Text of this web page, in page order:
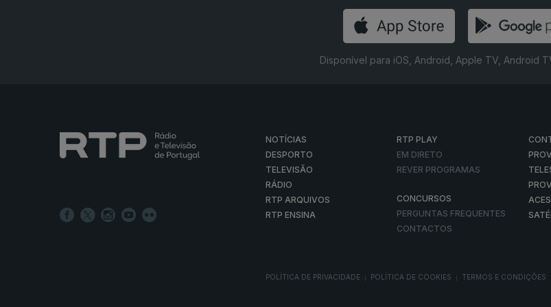
Disponível para iOS, Android, Apple TV, Android
NOTÍCIAS
DESPORTO
TELEVISÃO
RÁDIO
RTP ARQUIVOS
RTP ENSINA
RTP PLAY
EM DIRETO
REVER PROGRAMAS
CONCURSOS
PERGUNTAS FREQUENTES
CONTACTOS
POLÍTICA DE PRIVACIDADE POLÍTICA DE COOKIES TERMOS E CONDIÇÕES